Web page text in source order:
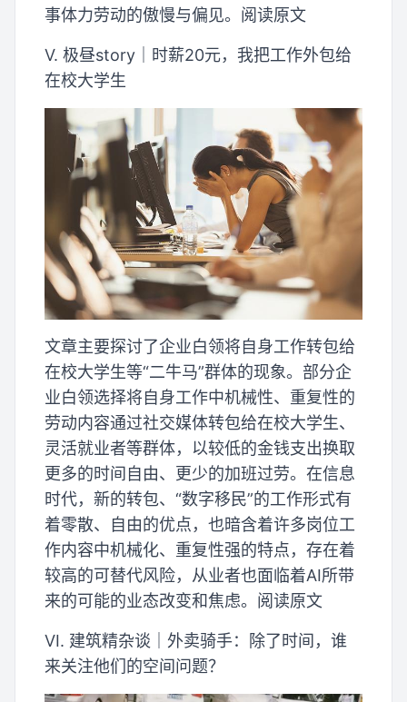
事体力劳动的傲慢与偏见。阅读原文
V. 极昼story｜时薪20元，我把工作外包给
在校大学生
文章主要探讨了企业白领将自身工作转包给
在校大学生等“二牛马”群体的现象。部分企
业白领选择将自身工作中机械性、重复性的
劳动内容通过社交媒体转包给在校大学生、
灵活就业者等群体，以较低的金钱支出换取
更多的时间自由、更少的加班过劳。在信息
时代，新的转包、“数字移民”的工作形式有
着零散、自由的优点，也暗含着许多岗位工
作内容中机械化、重复性强的特点，存在着
较高的可替代风险，从业者也面临着AI所带
来的可能的业态改变和焦虑。阅读原文
VI. 建筑精杂谈｜外卖骑手：除了时间，谁
来关注他们的空间问题？